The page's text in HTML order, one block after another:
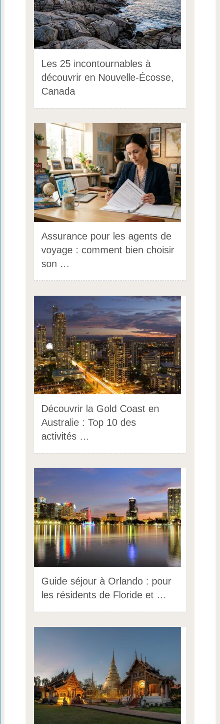
Les 25 incontournables à
découvrir en Nouvelle-Écosse,
Canada
Assurance pour les agents de
voyage : comment bien choisir
son …
Découvrir la Gold Coast en
Australie : Top 10 des
activités …
Guide séjour à Orlando : pour
les résidents de Floride et …